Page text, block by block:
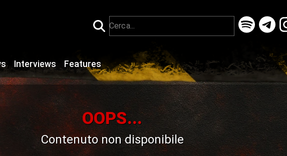
Interviews Features
OOPS...
Contenuto non disponibile